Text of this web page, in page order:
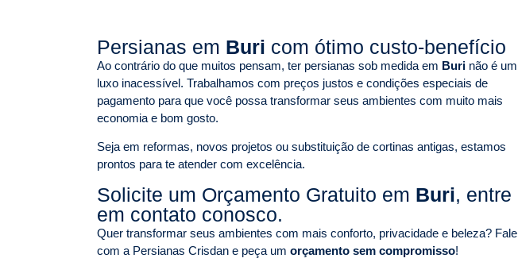
Persianas em Buri com ótimo custo-benefício
Ao contrário do que muitos pensam, ter persianas sob medida em Buri não é um
luxo inacessível. Trabalhamos com preços justos e condições especiais de
pagamento para que você possa transformar seus ambientes com muito mais
economia e bom gosto.
Seja em reformas, novos projetos ou substituição de cortinas antigas, estamos
prontos para te atender com excelência.
Solicite um Orçamento Gratuito em Buri, entre
em contato conosco.
Quer transformar seus ambientes com mais conforto, privacidade e beleza? Fale
com a Persianas Crisdan e peça um orçamento sem compromisso!